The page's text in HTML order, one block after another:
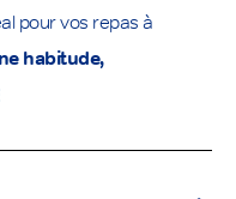
pour vos repas à
habitude,